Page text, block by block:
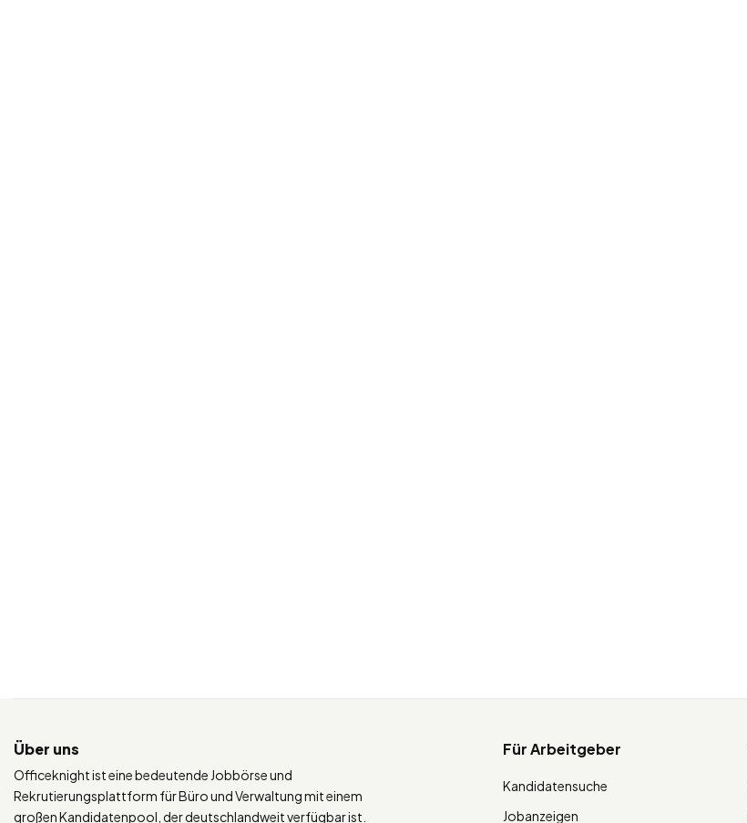
Über uns
Officeknight ist eine bedeutende Jobbörse und
Rekrutierungsplattform für Büro und Verwaltung mit einem
großen Kandidatenpool, der deutschlandweit verfügbar ist.
Für Arbeitgeber
Kandidatensuche
Jobanzeigen